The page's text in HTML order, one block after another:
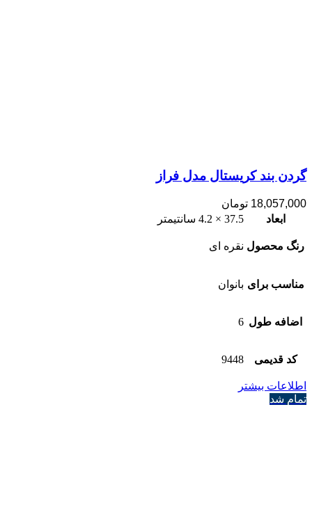
گردن بند کریستال مدل فراز
18,057,000 تومان
ابعاد
37.5 × 4.2 سانتیمتر
رنگ محصول نقره ای
مناسب برای بانوان
اضافه طول 6
کد قدیمی 9448
اطلاعات بیشتر
تمام شد